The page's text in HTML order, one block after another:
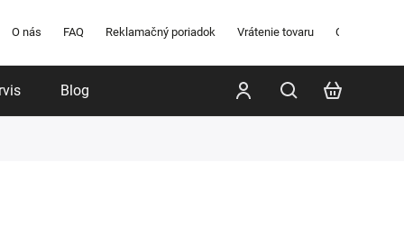
O nás FAQ Reklamačný poriadok Vrátenie tovaru Obchodné
Blog Značky